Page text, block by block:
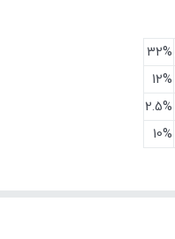
32%
12%
2.5%
10%